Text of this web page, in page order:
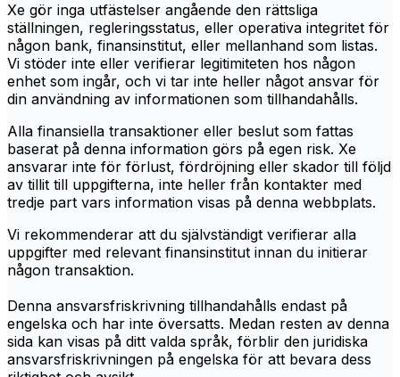
Xe gör inga utfästelser angående den rättsliga
ställningen, regleringsstatus, eller operativa integritet för
någon bank, finansinstitut, eller mellanhand som listas.
Vi stöder inte eller verifierar legitimiteten hos någon
enhet som ingår, och vi tar inte heller något ansvar för
din användning av informationen som tillhandahålls.
Alla finansiella transaktioner eller beslut som fattas
baserat på denna information görs på egen risk. Xe
ansvarar inte för förlust, fördröjning eller skador till följd
av tillit till uppgifterna, inte heller från kontakter med
tredje part vars information visas på denna webbplats.
Vi rekommenderar att du självständigt verifierar alla
uppgifter med relevant finansinstitut innan du initierar
någon transaktion.
Denna ansvarsfriskrivning tillhandahålls endast på
engelska och har inte översatts. Medan resten av denna
sida kan visas på ditt valda språk, förblir den juridiska
ansvarsfriskrivningen på engelska för att bevara dess